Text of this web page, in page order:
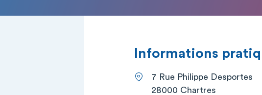
Informations
7 Rue Philippe Desportes
28000 Chartres